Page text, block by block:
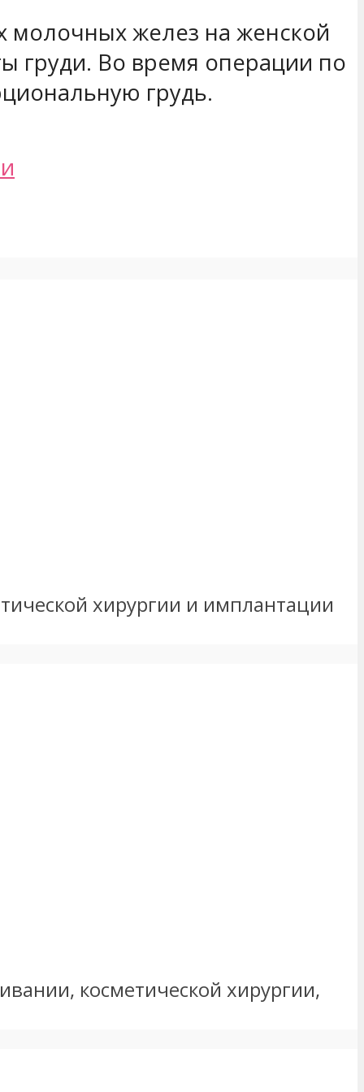
молочных желез на женской
груди. Во время операции по
грудь.
хирургии и имплантации
косметической хирургии,